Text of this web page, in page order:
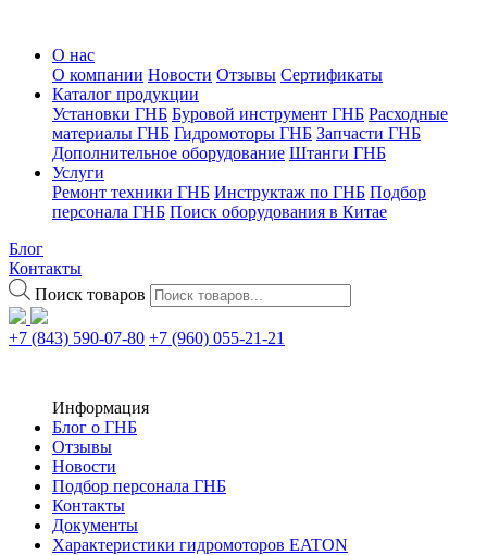
О нас
О компании Новости Отзывы Сертификаты
Каталог продукции
Установки ГНБ Буровой инструмент ГНБ Расходные
материалы ГНБ Гидромоторы ГНБ Запчасти ГНБ
Дополнительное оборудование Штанги ГНБ
Услуги
Ремонт техники ГНБ Инструктаж по ГНБ Подбор
персонала ГНБ Поиск оборудования в Китае
Блог
Контакты
Поиск товаров
+7 (843) 590-07-80 +7 (960) 055-21-21
Информация
Блог о ГНБ
Отзывы
Новости
Подбор персонала ГНБ
Контакты
Документы
Характеристики гидромоторов EATON